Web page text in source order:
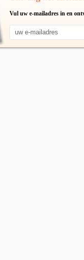
Vul uw e-mailadres in en